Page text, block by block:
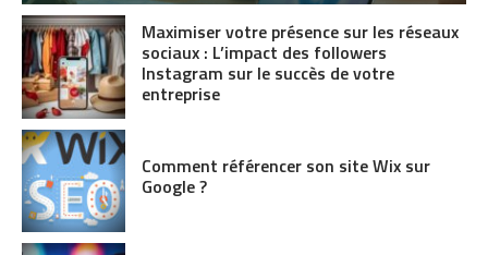
Maximiser votre présence sur les réseaux
sociaux : L’impact des followers
Instagram sur le succès de votre
entreprise
Comment référencer son site Wix sur
Google ?